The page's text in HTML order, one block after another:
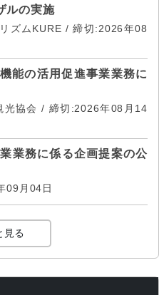
ルの実施
ズムKURE / 締切:2026年08
能の活用促進事業業務に
光協会 / 締切:2026年08月14
業務に係る企画提案の公
09月04日
見る